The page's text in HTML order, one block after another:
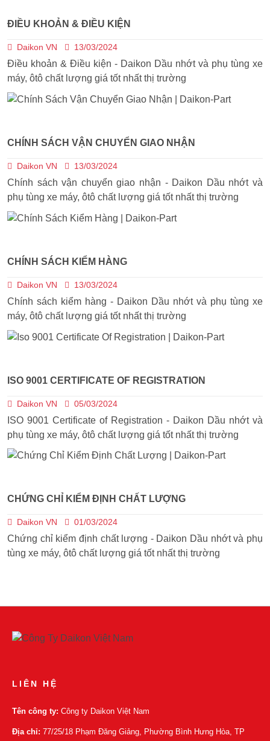
ĐIỀU KHOẢN & ĐIỀU KIỆN
Daikon VN 13/03/2024
Điều khoản & Điều kiện - Daikon Dầu nhớt và phụ tùng xe
máy, ôtô chất lượng giá tốt nhất thị trường
CHÍNH SÁCH VẬN CHUYỂN GIAO NHẬN
Daikon VN 13/03/2024
Chính sách vận chuyển giao nhận - Daikon Dầu nhớt và
phụ tùng xe máy, ôtô chất lượng giá tốt nhất thị trường
CHÍNH SÁCH KIỂM HÀNG
Daikon VN 13/03/2024
Chính sách kiểm hàng - Daikon Dầu nhớt và phụ tùng xe
máy, ôtô chất lượng giá tốt nhất thị trường
ISO 9001 CERTIFICATE OF REGISTRATION
Daikon VN 05/03/2024
ISO 9001 Certificate of Registration - Daikon Dầu nhớt và
phụ tùng xe máy, ôtô chất lượng giá tốt nhất thị trường
CHỨNG CHỈ KIỂM ĐỊNH CHẤT LƯỢNG
Daikon VN 01/03/2024
Chứng chỉ kiểm định chất lượng - Daikon Dầu nhớt và phụ
tùng xe máy, ôtô chất lượng giá tốt nhất thị trường
LIÊN HỆ
Tên công ty: Công ty Daikon Việt Nam
Địa chỉ: 77/25/18 Phạm Đăng Giảng, Phường Bình Hưng Hòa, TP